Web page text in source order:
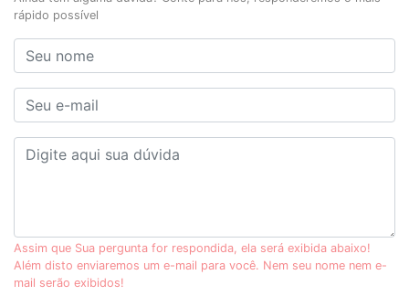
rápido possível
Assim que Sua pergunta for respondida, ela será exibida abaixo!
Além disto enviaremos um e-mail para você. Nem seu nome nem e-
mail serão exibidos!